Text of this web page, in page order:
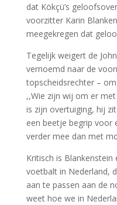
dat Kökçü’s
voorzitter Karin
meegekregen dat
Tegelijk weigert de
vernoemd naar de
topscheidsrechter –
,,Wie zijn wij om er
is zijn overtuiging, hij
een beetje begrip voor
verder mee dan met
Kritisch is Blankenstein
voetbalt in Nederland,
aan te passen aan de
weet hoe we in